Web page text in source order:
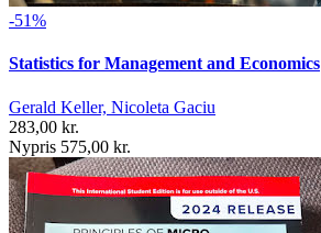
-51%
Statistics for Management and Economics
Gerald Keller, Nicoleta Gaciu
283,00 kr.
Nypris 575,00 kr.